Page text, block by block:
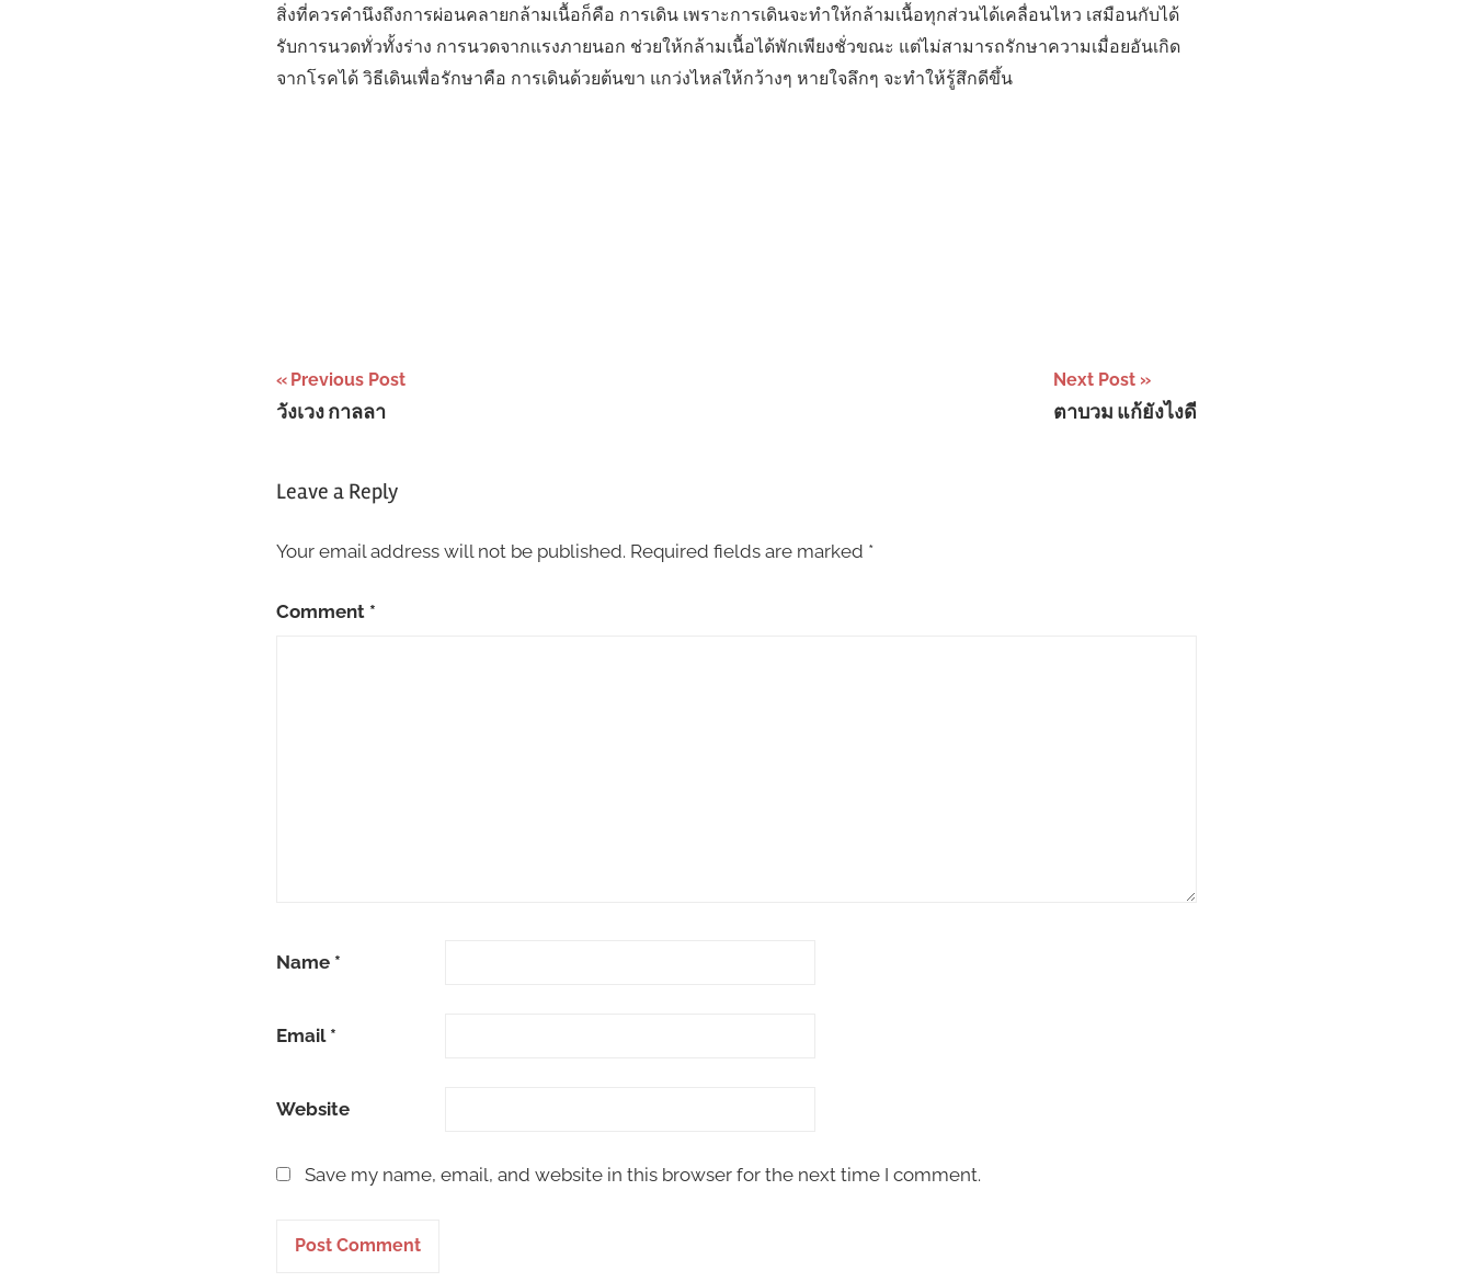
สิ่งที่ควรคำนึงถึงการผ่อนคลายกล้ามเนื้อก็คือ การเดิน เพราะการเดินจะทำให้กล้ามเนื้อทุกส่วนได้เคลื่อนไหว เสมือนกับได้
รับการนวดทั่วทั้งร่าง การนวดจากแรงภายนอก ช่วยให้กล้ามเนื้อได้พักเพียงชั่วขณะ แต่ไม่สามารถรักษาความเมื่อยอันเกิด
จากโรคได้ วิธีเดินเพื่อรักษาคือ การเดินด้วยต้นขา แกว่งไหล่ให้กว้างๆ หายใจลึกๆ จะทำให้รู้สึกดีขึ้น
Post
navigation
Previous Post
วังเวง กาลลา
Next Post
ตาบวม แก้ยังไงดี
Leave a Reply
Your email address will not be published. Required fields are marked *
Comment *
Name *
Email *
Website
Save my name, email, and website in this browser for the next time I comment.